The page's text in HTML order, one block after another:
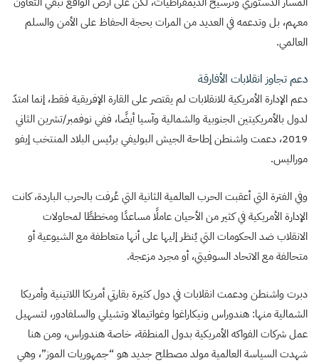
معهم، بل وتدعمه في العديد من المرات بحجة الحفاظ على الأمن والسلم
العالمي.
دعم تجاوز انقلابات الأفارقة
دعم الإدارة الأمريكية للانقلابات لم يقتصر على القارة الإفريقية فقط، إنما امتدّ
لدول بالأمريكيتين الجنوبية والشمالية وآسيا أيضًا، ففي نوفمبر/تشرين الثاني
2019، دعمت واشنطن إطاحة الجيش البوليفي برئيس البلاد المنتخب إيفو
موراليس.
وفي الفترة التي أعقبت الحرب العالمية الثانية التي عُرفت بالحرب الباردة، كانت
الإدارة الأمريكية في كثير من الأحيان عاملًا مساعدًا ومخططًا لمحاولات
الانقلاب ضد الحكومات التي يُنظر إليها على أنها متعاطفة مع الشيوعية أو
متحالفة مع الاتحاد السوفيتي، أو مجرد مزعجة.
دبرت واشنطن ودعمت انقلابات في دول كثيرة بقارتي أمريكا اللاتينية وأمريكا
الشمالية منها: هندوراس ونيكاراغوا وغواتيمالا وتشيلي والسلفادور، لتسهيل
عمل شركات الفواكه الأمريكية بدول المنطقة، خاصة هندوراس، ومن هنا
شهدت السياسة العالمية مولد مصطلح جديد هو “جمهوريات الموز”، وهي